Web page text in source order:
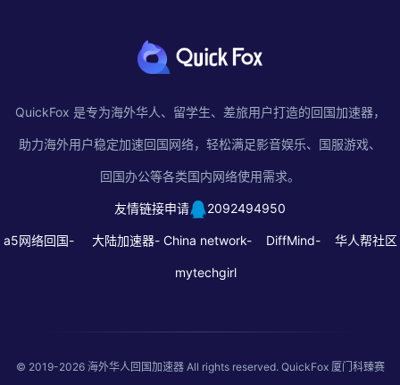
QuickFox 是专为海外华人、留学生、差旅用户打造的回国加速器，
助力海外用户稳定加速回国网络，轻松满足影音娱乐、国服游戏、
回国办公等各类国内网络使用需求。
友情链接申请 2092494950
a5网络回国- 大陆加速器- China network- DiffMind- 华人帮社区
mytechgirl
© 2019-2026 海外华人回国加速器All rights reserved. QuickFox 厦门科臻赛